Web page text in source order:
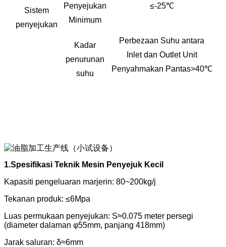
Sistem
penyejukan
Penyejukan
Minimum
≤-25℃
Kadar
penurunan
suhu
Perbezaan Suhu antara
Inlet dan Outlet Unit
Penyahmakan Pantas>40℃
1.Spesifikasi Teknik Mesin Penyejuk Kecil
Kapasiti pengeluaran marjerin: 80~200kg/j
Tekanan produk: ≤6Mpa
Luas permukaan penyejukan: S≈0.075 meter persegi
(diameter dalaman φ55mm, panjang 418mm)
Jarak saluran: δ≈6mm